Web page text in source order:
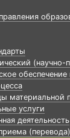
(научно-
материальной
услуги
деятельность
(перевода)